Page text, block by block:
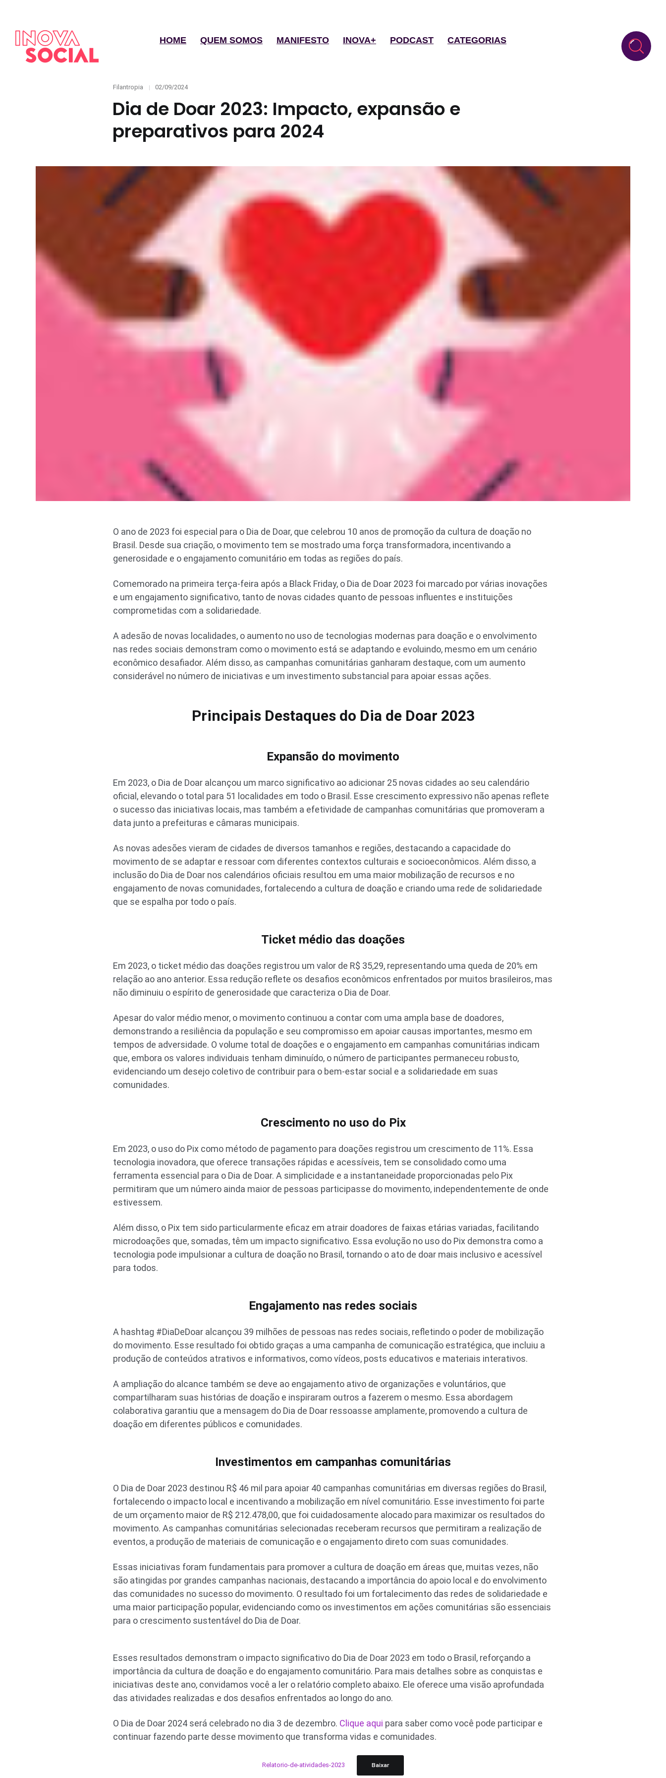
HOME QUEM SOMOS MANIFESTO INOVA+ PODCAST CATEGORIAS
Categories
Filantropia
Posted
02/09/2024
Dia de Doar 2023: Impacto, expansão e
preparativos para 2024
O ano de 2023 foi especial para o Dia de Doar, que celebrou 10 anos de promoção da cultura de doação no
Brasil. Desde sua criação, o movimento tem se mostrado uma força transformadora, incentivando a
generosidade e o engajamento comunitário em todas as regiões do país.
Comemorado na primeira terça-feira após a Black Friday, o Dia de Doar 2023 foi marcado por várias inovações
e um engajamento significativo, tanto de novas cidades quanto de pessoas influentes e instituições
comprometidas com a solidariedade.
A adesão de novas localidades, o aumento no uso de tecnologias modernas para doação e o envolvimento
nas redes sociais demonstram como o movimento está se adaptando e evoluindo, mesmo em um cenário
econômico desafiador. Além disso, as campanhas comunitárias ganharam destaque, com um aumento
considerável no número de iniciativas e um investimento substancial para apoiar essas ações.
Principais Destaques do Dia de Doar 2023
Expansão do movimento
Em 2023, o Dia de Doar alcançou um marco significativo ao adicionar 25 novas cidades ao seu calendário
oficial, elevando o total para 51 localidades em todo o Brasil. Esse crescimento expressivo não apenas reflete
o sucesso das iniciativas locais, mas também a efetividade de campanhas comunitárias que promoveram a
data junto a prefeituras e câmaras municipais.
As novas adesões vieram de cidades de diversos tamanhos e regiões, destacando a capacidade do
movimento de se adaptar e ressoar com diferentes contextos culturais e socioeconômicos. Além disso, a
inclusão do Dia de Doar nos calendários oficiais resultou em uma maior mobilização de recursos e no
engajamento de novas comunidades, fortalecendo a cultura de doação e criando uma rede de solidariedade
que se espalha por todo o país.
Ticket médio das doações
Em 2023, o ticket médio das doações registrou um valor de R$ 35,29, representando uma queda de 20% em
relação ao ano anterior. Essa redução reflete os desafios econômicos enfrentados por muitos brasileiros, mas
não diminuiu o espírito de generosidade que caracteriza o Dia de Doar.
Apesar do valor médio menor, o movimento continuou a contar com uma ampla base de doadores,
demonstrando a resiliência da população e seu compromisso em apoiar causas importantes, mesmo em
tempos de adversidade. O volume total de doações e o engajamento em campanhas comunitárias indicam
que, embora os valores individuais tenham diminuído, o número de participantes permaneceu robusto,
evidenciando um desejo coletivo de contribuir para o bem-estar social e a solidariedade em suas
comunidades.
Crescimento no uso do Pix
Em 2023, o uso do Pix como método de pagamento para doações registrou um crescimento de 11%. Essa
tecnologia inovadora, que oferece transações rápidas e acessíveis, tem se consolidado como uma
ferramenta essencial para o Dia de Doar. A simplicidade e a instantaneidade proporcionadas pelo Pix
permitiram que um número ainda maior de pessoas participasse do movimento, independentemente de onde
estivessem.
Além disso, o Pix tem sido particularmente eficaz em atrair doadores de faixas etárias variadas, facilitando
microdoações que, somadas, têm um impacto significativo. Essa evolução no uso do Pix demonstra como a
tecnologia pode impulsionar a cultura de doação no Brasil, tornando o ato de doar mais inclusivo e acessível
para todos.
Engajamento nas redes sociais
A hashtag #DiaDeDoar alcançou 39 milhões de pessoas nas redes sociais, refletindo o poder de mobilização
do movimento. Esse resultado foi obtido graças a uma campanha de comunicação estratégica, que incluiu a
produção de conteúdos atrativos e informativos, como vídeos, posts educativos e materiais interativos.
A ampliação do alcance também se deve ao engajamento ativo de organizações e voluntários, que
compartilharam suas histórias de doação e inspiraram outros a fazerem o mesmo. Essa abordagem
colaborativa garantiu que a mensagem do Dia de Doar ressoasse amplamente, promovendo a cultura de
doação em diferentes públicos e comunidades.
Investimentos em campanhas comunitárias
O Dia de Doar 2023 destinou R$ 46 mil para apoiar 40 campanhas comunitárias em diversas regiões do Brasil,
fortalecendo o impacto local e incentivando a mobilização em nível comunitário. Esse investimento foi parte
de um orçamento maior de R$ 212.478,00, que foi cuidadosamente alocado para maximizar os resultados do
movimento. As campanhas comunitárias selecionadas receberam recursos que permitiram a realização de
eventos, a produção de materiais de comunicação e o engajamento direto com suas comunidades.
Essas iniciativas foram fundamentais para promover a cultura de doação em áreas que, muitas vezes, não
são atingidas por grandes campanhas nacionais, destacando a importância do apoio local e do envolvimento
das comunidades no sucesso do movimento. O resultado foi um fortalecimento das redes de solidariedade e
uma maior participação popular, evidenciando como os investimentos em ações comunitárias são essenciais
para o crescimento sustentável do Dia de Doar.
Esses resultados demonstram o impacto significativo do Dia de Doar 2023 em todo o Brasil, reforçando a
importância da cultura de doação e do engajamento comunitário. Para mais detalhes sobre as conquistas e
iniciativas deste ano, convidamos você a ler o relatório completo abaixo. Ele oferece uma visão aprofundada
das atividades realizadas e dos desafios enfrentados ao longo do ano.
O Dia de Doar 2024 será celebrado no dia 3 de dezembro. Clique aqui para saber como você pode participar e
continuar fazendo parte desse movimento que transforma vidas e comunidades.
Relatorio-de-atividades-2023 Baixar